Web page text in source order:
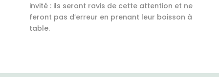
invité : ils seront ravis de cette attention et ne
feront pas d’erreur en prenant leur boisson à
table.